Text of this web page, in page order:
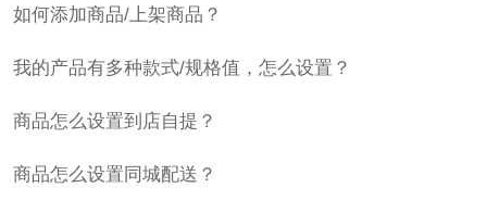
如何添加商品/上架商品？
我的产品有多种款式/规格值，怎么设置？
商品怎么设置到店自提？
商品怎么设置同城配送？